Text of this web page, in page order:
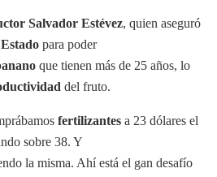
Salvador Estévez, quien aseguró
Estado para poder
que tienen más de 25 años, lo
del fruto.
fertilizantes a 23 dólares el
sobre 38. Y
la misma. Ahí está el gan desafío